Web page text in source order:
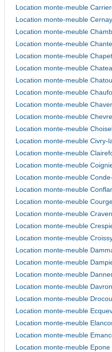
Location monte-meuble
Location monte-meuble
Location monte-meuble
Location monte-meuble
Location monte-meuble
Location monte-meuble
Location monte-meuble
Location monte-meuble
Location monte-meuble
Location monte-meuble
Location monte-meuble
Location monte-meuble Civry-
Location monte-meuble
Location monte-meuble
Location monte-meuble
Location monte-meuble
Location monte-meuble
Location monte-meuble
Location monte-meuble
Location monte-meuble
Location monte-meuble
Location monte-meuble
Location monte-meuble
Location monte-meuble
Location monte-meuble
Location monte-meuble
Location monte-meuble
Location monte-meuble
Location monte-meuble Epone